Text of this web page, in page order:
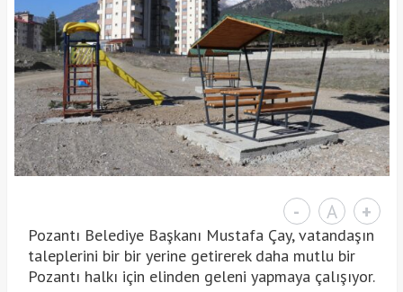
- A +
Pozantı Belediye Başkanı Mustafa Çay, vatandaşın
taleplerini bir bir yerine getirerek daha mutlu bir
Pozantı halkı için elinden geleni yapmaya çalışıyor.